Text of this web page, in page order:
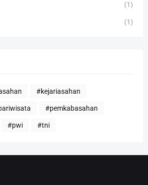
(1)
(1)
#kejariasahan
#pemkabasahan
#pwi #tni